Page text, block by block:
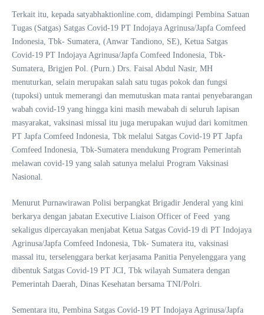
Terkait itu, kepada satyabhaktionline.com, didampingi Pembina Satuan
Tugas (Satgas) Satgas Covid-19 PT Indojaya Agrinusa/Japfa Comfeed
Indonesia, Tbk- Sumatera, (Anwar Tandiono, SE), Ketua Satgas
Covid-19 PT Indojaya Agrinusa/Japfa Comfeed Indonesia, Tbk-
Sumatera, Brigjen Pol. (Purn.) Drs. Faisal Abdul Nasir, MH
menuturkan, selain merupakan salah satu tugas pokok dan fungsi
(tupoksi) untuk memerangi dan memutuskan mata rantai penyebarangan
wabah covid-19 yang hingga kini masih mewabah di seluruh lapisan
masyarakat, vaksinasi missal itu juga merupakan wujud dari komitmen
PT Japfa Comfeed Indonesia, Tbk melalui Satgas Covid-19 PT Japfa
Comfeed Indonesia, Tbk-Sumatera mendukung Program Pemerintah
melawan covid-19 yang salah satunya melalui Program Vaksinasi
Nasional.
Menurut Purnawirawan Polisi berpangkat Brigadir Jenderal yang kini
berkarya dengan jabatan Executive Liaison Officer of Feed yang
sekaligus dipercayakan menjabat Ketua Satgas Covid-19 di PT Indojaya
Agrinusa/Japfa Comfeed Indonesia, Tbk- Sumatera itu, vaksinasi
massal itu, terselenggara berkat kerjasama Panitia Penyelenggara yang
dibentuk Satgas Covid-19 PT JCI, Tbk wilayah Sumatera dengan
Pemerintah Daerah, Dinas Kesehatan bersama TNI/Polri.
Sementara itu, Pembina Satgas Covid-19 PT Indojaya Agrinusa/Japfa